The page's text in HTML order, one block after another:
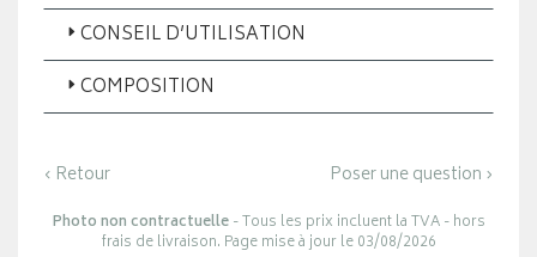
CONSEIL D’UTILISATION
COMPOSITION
‹ Retour Poser une question ›
Photo non contractuelle- Tous les prix incluent la TVA - hors
frais de livraison. Page mise à jour le 03/08/2026